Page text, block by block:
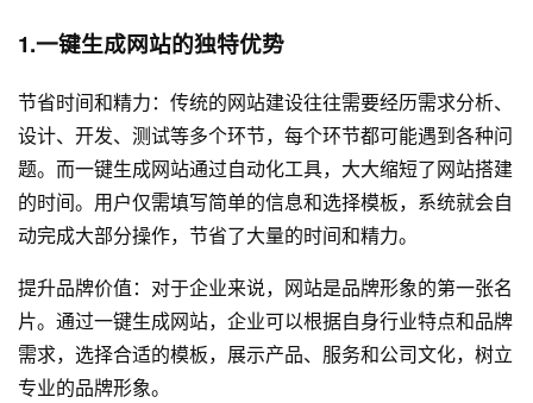
1.一键生成网站的独特优势
节省时间和精力：传统的网站建设往往需要经历需求分析、
设计、开发、测试等多个环节，每个环节都可能遇到各种问
题。而一键生成网站通过自动化工具，大大缩短了网站搭建
的时间。用户仅需填写简单的信息和选择模板，系统就会自
动完成大部分操作，节省了大量的时间和精力。
提升品牌价值：对于企业来说，网站是品牌形象的第一张名
片。通过一键生成网站，企业可以根据自身行业特点和品牌
需求，选择合适的模板，展示产品、服务和公司文化，树立
专业的品牌形象。